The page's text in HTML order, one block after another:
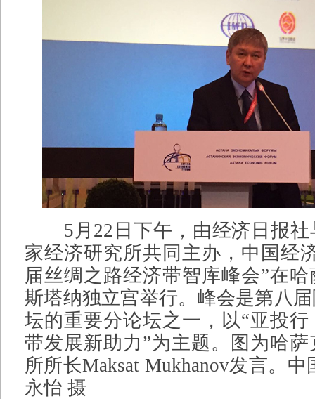
5 月 22 日下午，由经济日报
家经济研究所共同主办，中国经
届丝绸之路经济带智库峰会”在
斯塔纳独立宫举行。峰会是第八
坛的重要分论坛之一，以“亚投
带发展新助力”为主题。图为哈
所所长Maksat Mukhanov发言。
永怡 摄